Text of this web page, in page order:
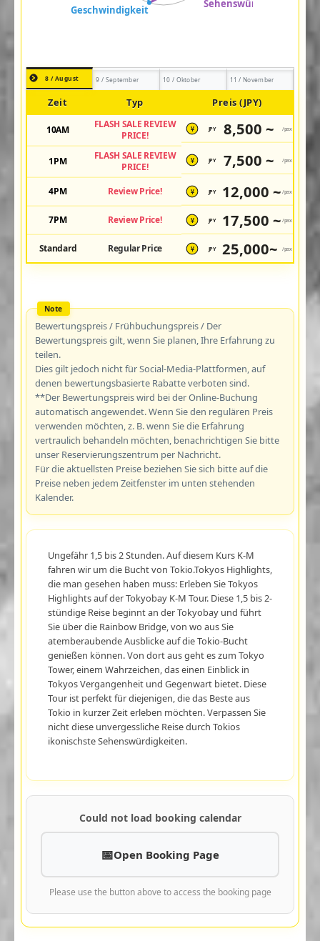
8 / August 9 / September 10 / Oktober 11 / November
Zeit Typ Preis (JPY)
10AM
FLASH SALE REVIEW
PRICE!
¥ JPY 8,500 ~ /pax
1PM
FLASH SALE REVIEW
PRICE!
¥ JPY 7,500 ~ /pax
4PM Review Price! ¥ JPY 12,000 ~ /pax
7PM Review Price! ¥ JPY 17,500 ~ /pax
Standard Regular Price ¥ JPY 25,000~ /pax
Bewertungspreis / Frühbuchungspreis / Der
Bewertungspreis gilt, wenn Sie planen, Ihre Erfahrung zu
teilen.
Dies gilt jedoch nicht für Social-Media-Plattformen, auf
denen bewertungsbasierte Rabatte verboten sind.
**Der Bewertungspreis wird bei der Online-Buchung
automatisch angewendet. Wenn Sie den regulären Preis
verwenden möchten, z. B. wenn Sie die Erfahrung
vertraulich behandeln möchten, benachrichtigen Sie bitte
unser Reservierungszentrum per Nachricht.
Für die aktuellsten Preise beziehen Sie sich bitte auf die
Preise neben jedem Zeitfenster im unten stehenden
Kalender.
Ungefähr 1,5 bis 2 Stunden. Auf diesem Kurs K-M
fahren wir um die Bucht von Tokio.Tokyos Highlights,
die man gesehen haben muss: Erleben Sie Tokyos
Highlights auf der Tokyobay K-M Tour. Diese 1,5 bis 2-
stündige Reise beginnt an der Tokyobay und führt
Sie über die Rainbow Bridge, von wo aus Sie
atemberaubende Ausblicke auf die Tokio-Bucht
genießen können. Von dort aus geht es zum Tokyo
Tower, einem Wahrzeichen, das einen Einblick in
Tokyos Vergangenheit und Gegenwart bietet. Diese
Tour ist perfekt für diejenigen, die das Beste aus
Tokio in kurzer Zeit erleben möchten. Verpassen Sie
nicht diese unvergessliche Reise durch Tokios
ikonischste Sehenswürdigkeiten.
Could not load booking calendar
Open Booking Page
Please use the button above to access the booking page